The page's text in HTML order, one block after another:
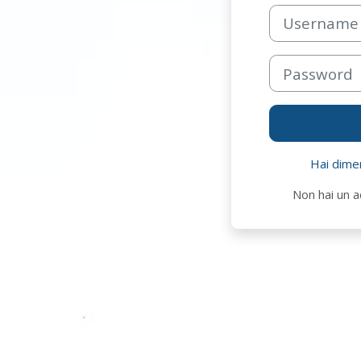
Vai a creazione
Username (solo
Password
Hai
Non hai un